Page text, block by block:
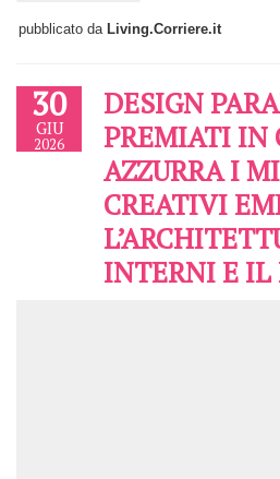
pubblicato da Living.Corriere.it
30
GIU
2026
DESIGN
PREMIATI IN
AZZURRA I
CREATIVI
INTERNI E IL